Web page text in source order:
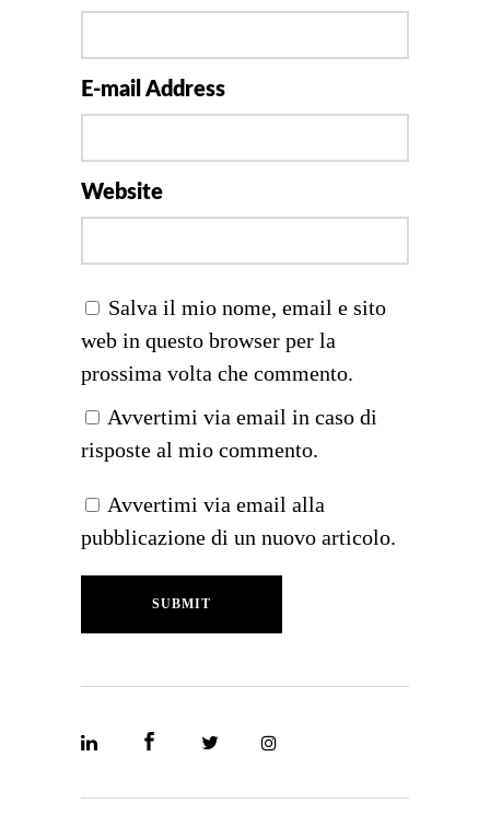
E-mail Address
Website
Salva il mio nome, email e sito
web in questo browser per la
prossima volta che commento.
Avvertimi via email in caso di
risposte al mio commento.
Avvertimi via email alla
pubblicazione di un nuovo articolo.
SUBMIT